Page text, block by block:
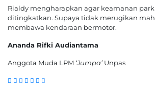
Rialdy mengharapkan agar keamanan
ditingkatkan. Supaya tidak merugikan
membawa kendaraan bermotor.
Ananda Rifki Audiantama
Anggota Muda LPM ‘Jumpa’ Unpas